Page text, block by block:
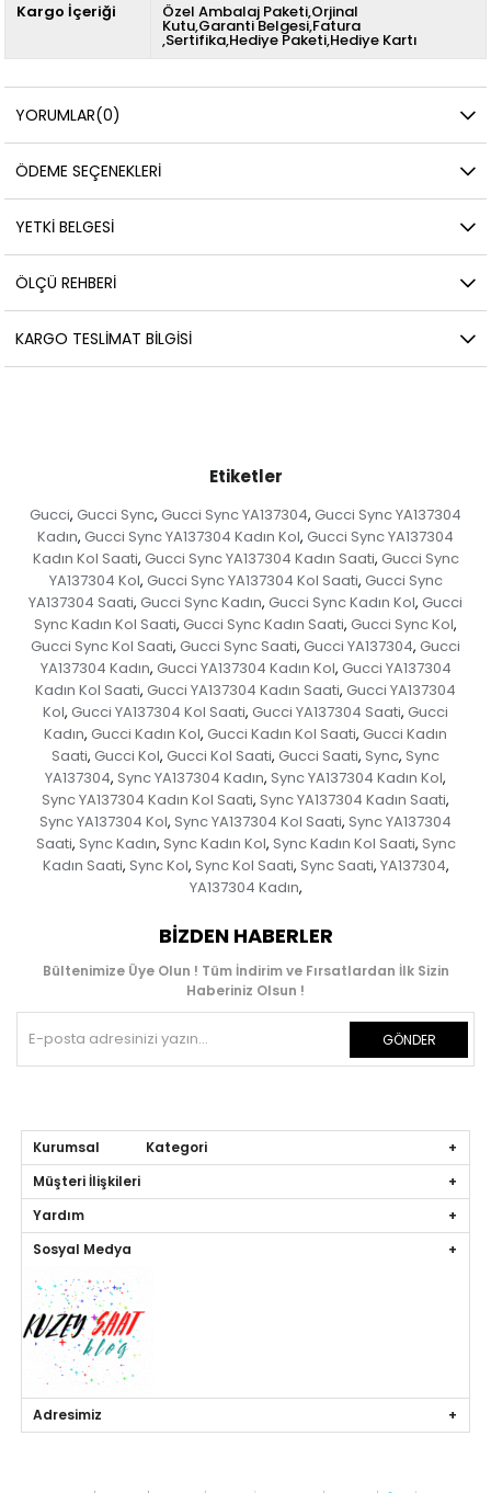
Kargo İçeriği
Özel Ambalaj Paketi,Orjinal
Kutu,Garanti Belgesi,Fatura
,Sertifika,Hediye Paketi,Hediye Kartı
YORUMLAR(0)
ÖDEME SEÇENEKLERI
YETKİ BELGESİ
ÖLÇÜ REHBERI
KARGO TESLIMAT BILGISI
Etiketler
Gucci, Gucci Sync, Gucci Sync YA137304, Gucci Sync YA137304
Kadın, Gucci Sync YA137304 Kadın Kol, Gucci Sync YA137304
Kadın Kol Saati, Gucci Sync YA137304 Kadın Saati, Gucci Sync
YA137304 Kol, Gucci Sync YA137304 Kol Saati, Gucci Sync
YA137304 Saati, Gucci Sync Kadın, Gucci Sync Kadın Kol, Gucci
Sync Kadın Kol Saati, Gucci Sync Kadın Saati, Gucci Sync Kol,
Gucci Sync Kol Saati, Gucci Sync Saati, Gucci YA137304, Gucci
YA137304 Kadın, Gucci YA137304 Kadın Kol, Gucci YA137304
Kadın Kol Saati, Gucci YA137304 Kadın Saati, Gucci YA137304
Kol, Gucci YA137304 Kol Saati, Gucci YA137304 Saati, Gucci
Kadın, Gucci Kadın Kol, Gucci Kadın Kol Saati, Gucci Kadın
Saati, Gucci Kol, Gucci Kol Saati, Gucci Saati, Sync, Sync
YA137304, Sync YA137304 Kadın, Sync YA137304 Kadın Kol,
Sync YA137304 Kadın Kol Saati, Sync YA137304 Kadın Saati,
Sync YA137304 Kol, Sync YA137304 Kol Saati, Sync YA137304
Saati, Sync Kadın, Sync Kadın Kol, Sync Kadın Kol Saati, Sync
Kadın Saati, Sync Kol, Sync Kol Saati, Sync Saati, YA137304,
YA137304 Kadın,
BIZDEN HABERLER
Bültenimize Üye Olun ! Tüm İndirim ve Fırsatlardan İlk Sizin
Haberiniz Olsun !
GÖNDER
Kurumsal Kategori
Müşteri İlişkileri
Yardım
Sosyal Medya
Adresimiz